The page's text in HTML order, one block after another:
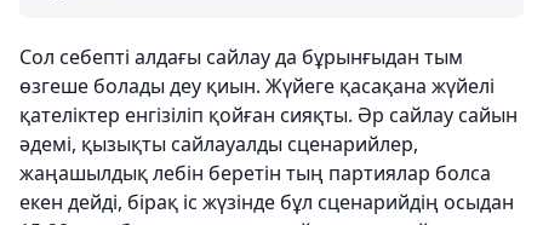
Сол себепті алдағы сайлау да бұрынғыдан тым
өзгеше болады деу қиын. Жүйеге қасақана жүйелі
қателіктер енгізіліп қойған сияқты. Әр сайлау сайын
әдемі, қызықты сайлауалды сценарийлер,
жаңашылдық лебін беретін тың партиялар болса
екен дейді, бірақ іс жүзінде бұл сценарийдің осыдан